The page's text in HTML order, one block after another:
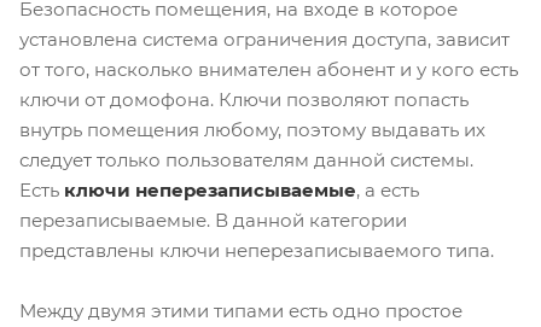
Безопасность помещения, на входе в которое
установлена система ограничения доступа, зависит
от того, насколько внимателен абонент и у кого есть
ключи от домофона. Ключи позволяют попасть
внутрь помещения любому, поэтому выдавать их
следует только пользователям данной системы.
Есть ключи неперезаписываемые, а есть
перезаписываемые. В данной категории
представлены ключи неперезаписываемого типа.
Между двумя этими типами есть одно простое